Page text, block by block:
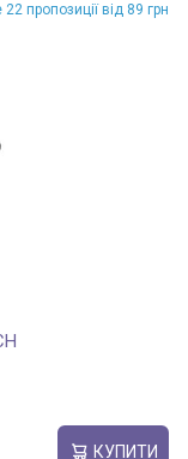
пропозиції від 89 грн
КУПИТИ